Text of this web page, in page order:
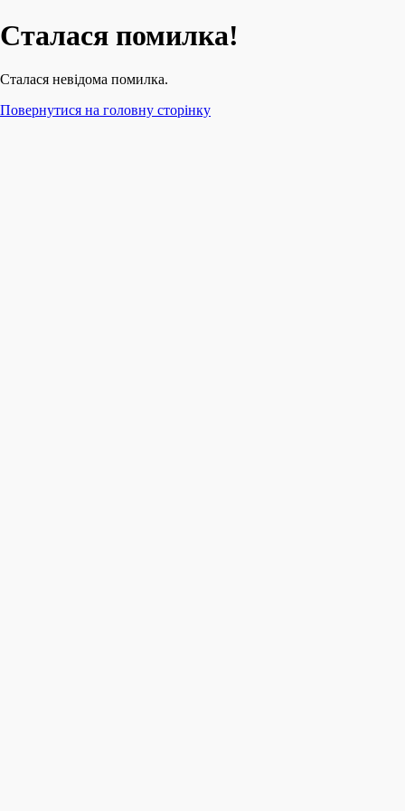
Сталася помилка!
Сталася невідома помилка.
Повернутися на головну сторінку